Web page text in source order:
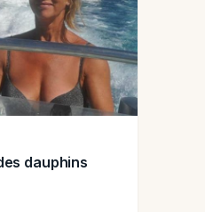
dauphins